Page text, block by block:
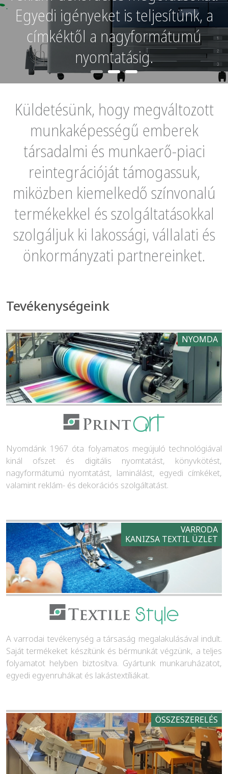
a
üzletünkben a Petőfi Sándor
5. szám alatt és a
webshopon.
Küldetésünk, hogy megváltozott
munkaképességű emberek
társadalmi és munkaerő-piaci
reintegrációját támogassuk,
miközben kiemelkedő színvonalú
termékekkel és szolgáltatásokkal
szolgáljuk ki lakossági, vállalati és
önkormányzati partnereinket.
Tevékenységeink
NYOMDA
Nyomdánk 1967 óta folyamatos megújuló technológiával
kinál ofszet és digitális nyomtatást, könyvkötést,
nagyformátumú nyomtatást, laminálást, egyedi címkéket,
valamint reklám- és dekorációs szolgáltatást.
VARRODA
KANIZSA TEXTIL ÜZLET
A varrodai tevékenység a társaság megalakulásával indult.
Saját termékeket készítünk és bérmunkát végzünk, a teljes
folyamatot helyben biztosítva. Gyártunk munkaruházatot,
egyedi egyenruhákat és lakástextíliákat.
ÖSSZESZERELÉS